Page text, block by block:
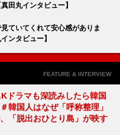
田丸インタビュー】
ていてくれて安心感がありま
ンタビュー】
FEATURE & INTERVIEW
Kドラマも深読みしたら韓国
韓国人はなぜ「呼称整理」
「脱出おひとり島」が映す